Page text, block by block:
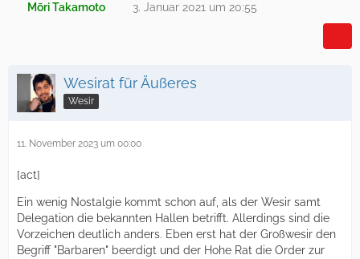
Mōri Takamoto 3. Januar 2021 um 20:55
Wesirat für Äußeres
Wesir
11. November 2023 um 00:00
[act]
Ein wenig Nostalgie kommt schon auf, als der Wesir samt
Delegation die bekannten Hallen betrifft. Allerdings sind die
Vorzeichen deutlich anders. Eben erst hat der Großwesir den
Begriff "Barbaren" beerdigt und der Hohe Rat die Order zur